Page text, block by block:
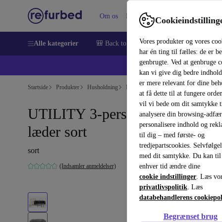
Vores produkter og vores
har én ting til fælles: de er
genbrugte. Ved at genbruge
kan vi give dig bedre
er mere relevant for dine
at få dette til at fungere
vil vi bede om dit samtykke
analysere din browsing-
personalisere indhold og
til dig – med første- og
tredjepartscookies.
med dit samtykke. Du kan til
enhver tid ændre dine
cookie indstillinger. Læs
privatlivspolitik. Læs
databehandlerens
Begrænset brug
Om os Hjælp
Alle kategorier 🎒 Back to school Smartphones
💻
Startside Produkter Husholdning Møbler
UTILITY 3-personers sofa
læder sort
sort
(Indsamler anmeldelser)